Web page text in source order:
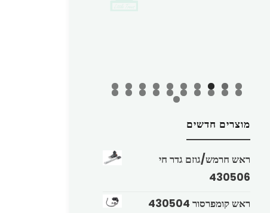
מוצרים חדשים
ראש חרמש/גוזם גדר חי
430506
ראש קומפרסור 430504